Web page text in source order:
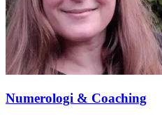
Numerologi & Coaching